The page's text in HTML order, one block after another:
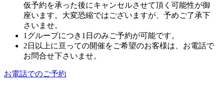
仮予約を承った後にキャンセルさせて頂く可能性が御
座います。大変恐縮ではございますが、予めご了承下
さいませ。
1グループにつき1日のみご予約が可能です。
2日以上に亘っての開催をご希望のお客様は、お電話で
お問合せ下さいませ。
お電話でのご予約